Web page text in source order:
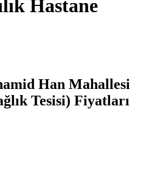
Hastane
Han Mahallesi
Tesisi) Fiyatları